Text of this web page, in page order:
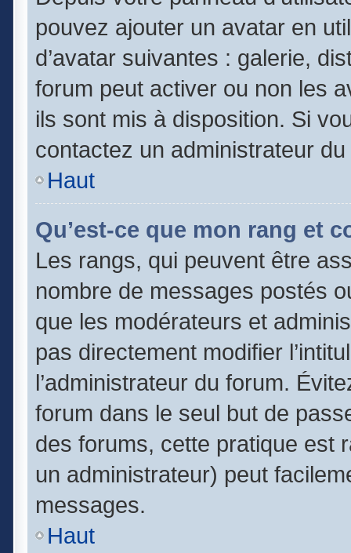
pouvez ajouter un avatar en
d’avatar suivantes : galerie,
forum peut activer ou non les
ils sont mis à disposition. Si
contactez un administrateur
Haut
Qu’est-ce que mon rang et
Les rangs, qui peuvent être
nombre de messages postés
que les modérateurs et
pas directement modifier
l’administrateur du forum.
forum dans le seul but de
des forums, cette pratique est
un administrateur) peut
messages.
Haut